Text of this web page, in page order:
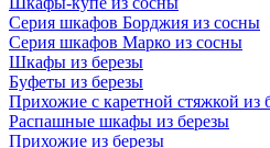
Серия шкафов Борджия из сосны
Серия шкафов Марко из сосны
Шкафы из березы
Буфеты из березы
Прихожие с каретной стяжкой из
Распашные шкафы из березы
Прихожие из березы